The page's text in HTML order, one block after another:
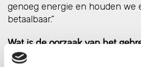
genoeg energie en houden we
betaalbaar.”
Wat is de oorzaak van het
beslissingen voor de lange